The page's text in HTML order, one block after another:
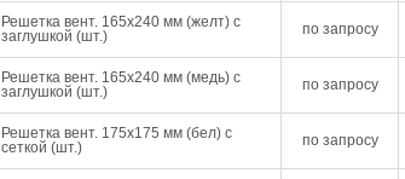
Решетка вент. 165х240 мм (желт) с
заглушкой (шт.)
по запросу
Решетка вент. 165х240 мм (медь) с
заглушкой (шт.)
по запросу
Решетка вент. 175х175 мм (бел) с
сеткой (шт.)
по запросу